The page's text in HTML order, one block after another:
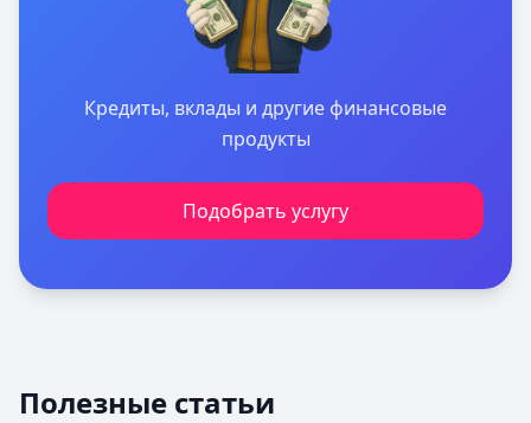
Кредиты, вклады и другие финансовые
продукты
Подобрать услугу
Полезные статьи